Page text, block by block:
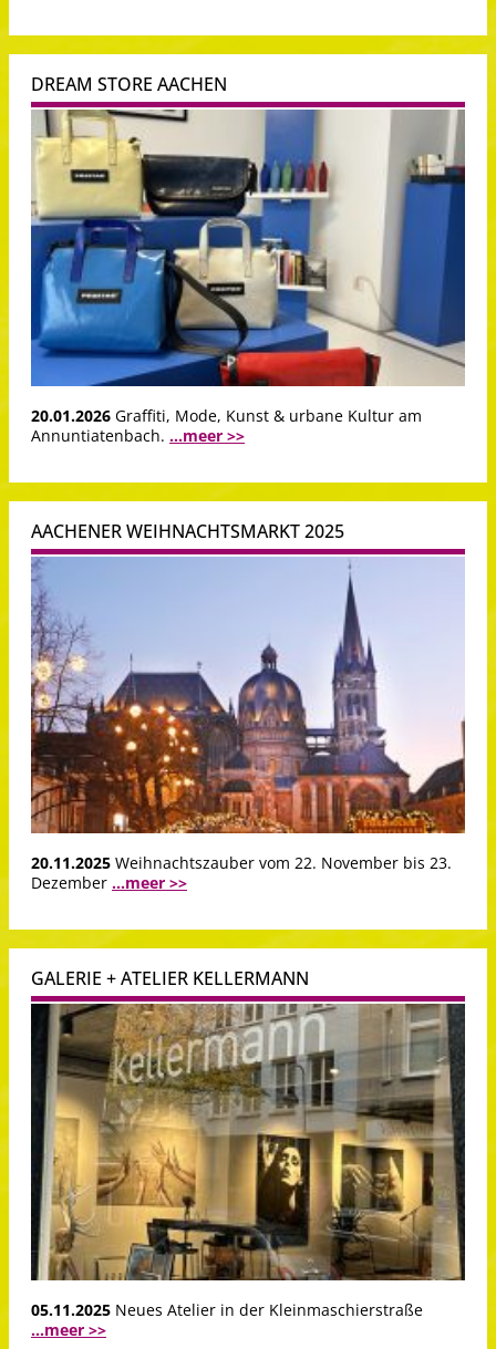
DREAM STORE AACHEN
20.01.2026 Graffiti, Mode, Kunst & urbane Kultur am
Annuntiatenbach. ...meer >>
AACHENER WEIHNACHTSMARKT 2025
20.11.2025 Weihnachtszauber vom 22. November bis 23.
Dezember ...meer >>
GALERIE + ATELIER KELLERMANN
05.11.2025 Neues Atelier in der Kleinmaschierstraße
...meer >>